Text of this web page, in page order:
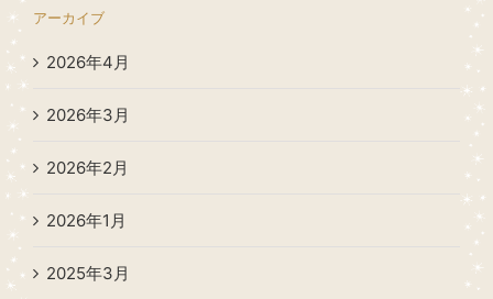
アーカイブ
2026年4月
2026年3月
2026年2月
2026年1月
2025年3月